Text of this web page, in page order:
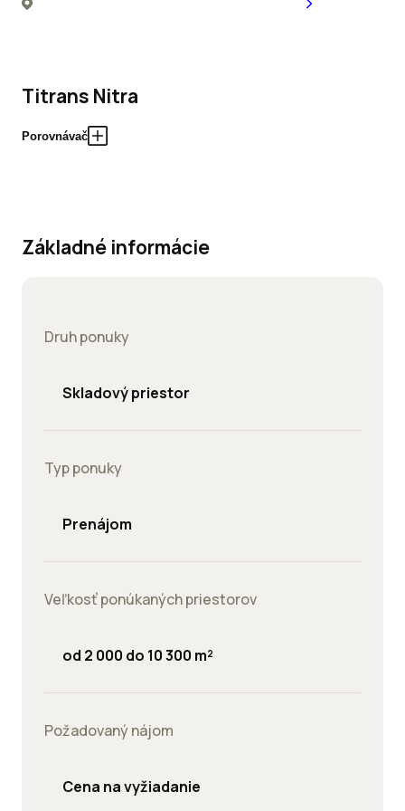
Titrans Nitra
Porovnávač
Základné informácie
Druh ponuky
Skladový priestor
Typ ponuky
Prenájom
Veľkosť ponúkaných priestorov
od 2 000 do 10 300 m²
Požadovaný nájom
Cena na vyžiadanie